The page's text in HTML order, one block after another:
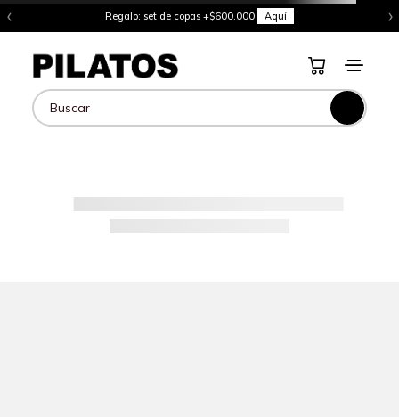
‹ Regalo: set de copas +$600.000 Aquí ›
Buscar